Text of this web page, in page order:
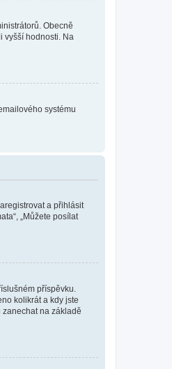
Obecně
vyšší hodnosti. Na
systému
a přihlásit
„Můžete posílat
příspěvku.
kolikrát a kdy jste
na základě